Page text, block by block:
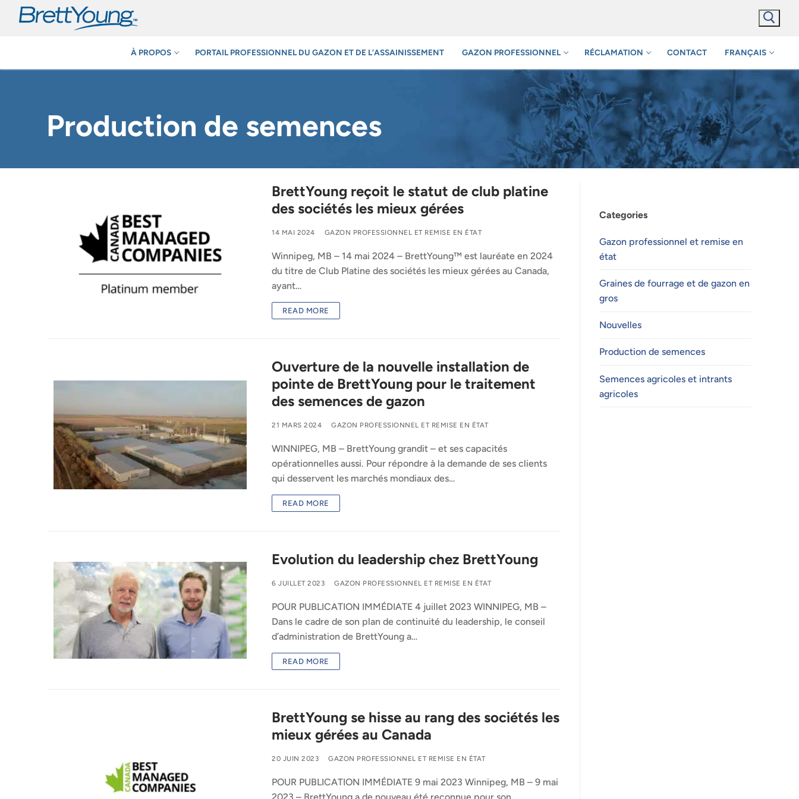
À PROPOS PORTAIL PROFESSIONNEL DU GAZON ET DE L’ASSAINISSEMENT GAZON PROFESSIONNEL RÉCLAMATION CONTACT FRANÇAIS
Production de semences
BrettYoung reçoit le statut de club platine
des sociétés les mieux gérées
14 MAI 2024 GAZON PROFESSIONNEL ET REMISE EN ÉTAT
Winnipeg, MB – 14 mai 2024 – BrettYoung™ est lauréate en 2024
du titre de Club Platine des sociétés les mieux gérées au Canada,
ayant…
READ MORE
Ouverture de la nouvelle installation de
pointe de BrettYoung pour le traitement
des semences de gazon
21 MARS 2024 GAZON PROFESSIONNEL ET REMISE EN ÉTAT
WINNIPEG, MB – BrettYoung grandit – et ses capacités
opérationnelles aussi. Pour répondre à la demande de ses clients
qui desservent les marchés mondiaux des…
READ MORE
Evolution du leadership chez BrettYoung
6 JUILLET 2023 GAZON PROFESSIONNEL ET REMISE EN ÉTAT
POUR PUBLICATION IMMÉDIATE 4 juillet 2023 WINNIPEG, MB –
Dans le cadre de son plan de continuité du leadership, le conseil
d’administration de BrettYoung a…
READ MORE
BrettYoung se hisse au rang des sociétés les
mieux gérées au Canada
20 JUIN 2023 GAZON PROFESSIONNEL ET REMISE EN ÉTAT
POUR PUBLICATION IMMÉDIATE 9 mai 2023 Winnipeg, MB – 9 mai
Categories
Gazon professionnel et remise en
état
Graines de fourrage et de gazon en
gros
Nouvelles
Production de semences
Semences agricoles et intrants
agricoles